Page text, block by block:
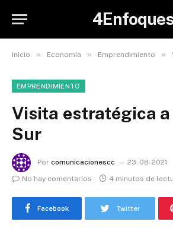
4Enfoques
Inicio » Economía » Emprendimiento »
EMPRENDIMIENTO
Visita estratégica a
Sur
Por comunicacionescc
23-08-2021
No hay comentarios
4 minutos de
Facebook Twitter